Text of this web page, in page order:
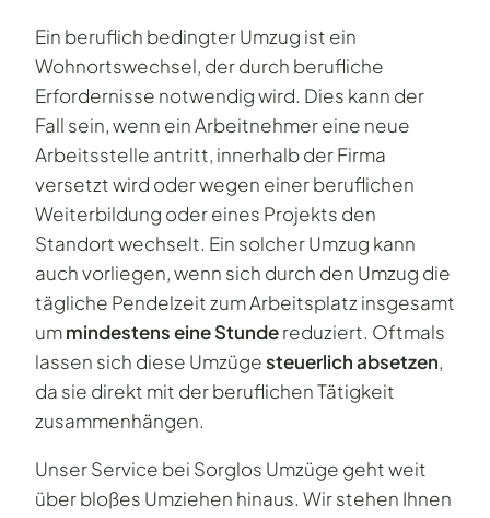
Ein beruflich bedingter Umzug ist ein
Wohnortswechsel, der durch berufliche
Erfordernisse notwendig wird. Dies kann der
Fall sein, wenn ein Arbeitnehmer eine neue
Arbeitsstelle antritt, innerhalb der Firma
versetzt wird oder wegen einer beruflichen
Weiterbildung oder eines Projekts den
Standort wechselt. Ein solcher Umzug kann
auch vorliegen, wenn sich durch den Umzug die
tägliche Pendelzeit zum Arbeitsplatz insgesamt
ummindestens eine Stundereduziert. Oftmals
lassen sich diese Umzügesteuerlich absetzen,
da sie direkt mit der beruflichen Tätigkeit
zusammenhängen.
Unser Service bei Sorglos Umzüge geht weit
über bloßes Umziehen hinaus. Wir stehen Ihnen